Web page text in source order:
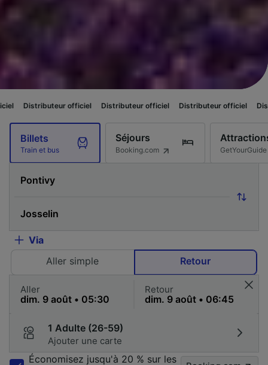
officiel Distributeur officiel Distributeur officiel Distributeur
Billets
Train et bus
Séjours
Booking.com GetYourGuide
Via
Aller simple
Retour
Aller Retour
1 Adulte (26-59)
Ajouter une carte
Économisez jusqu'à 20 % sur les